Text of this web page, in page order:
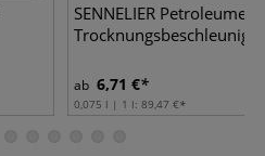
SENNELIER
Trocknungsbeschleuniger
ab 6,71 €
0,075 l | 1 l: 89,47 €